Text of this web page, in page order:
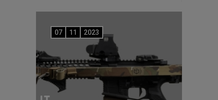
07 11 2023